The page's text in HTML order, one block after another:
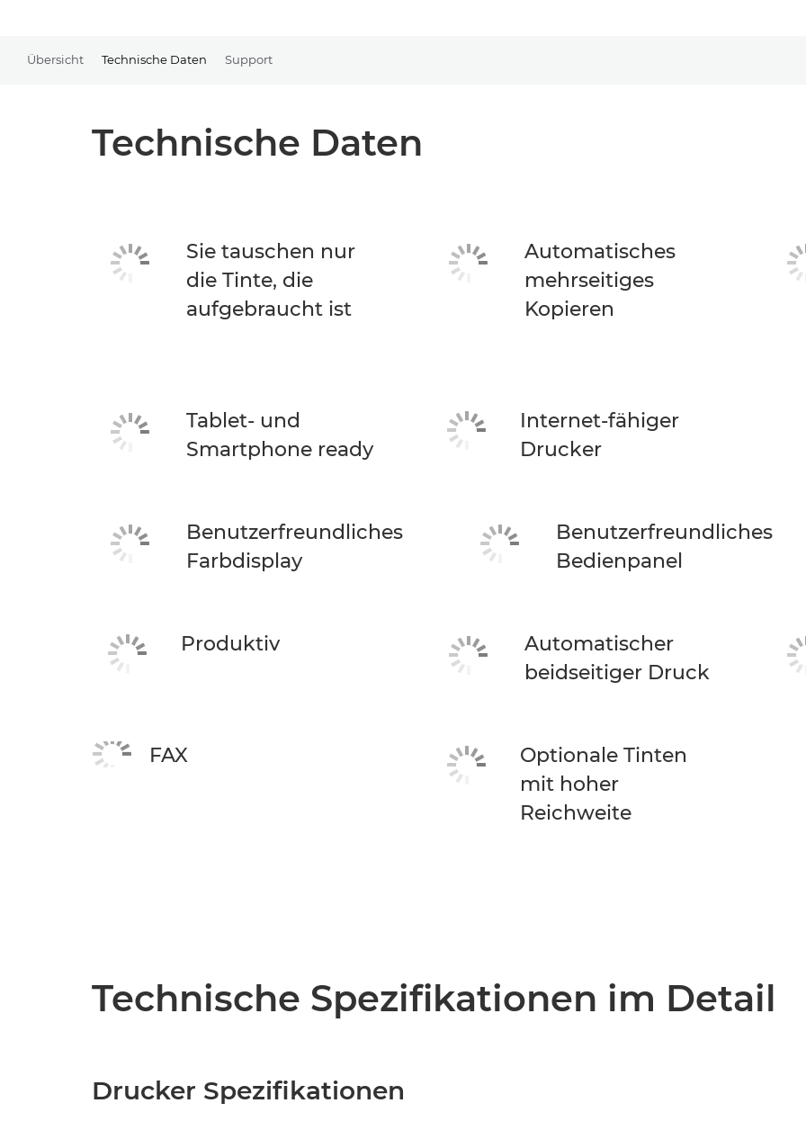
Übersicht Technische Daten Support
Technische Daten
Sie tauschen nur
die Tinte, die
aufgebraucht ist
Automatisches
mehrseitiges
Kopieren
Tablet- und
Smartphone ready
Internet-fähiger
Drucker
Benutzerfreundliches
Farbdisplay
Benutzerfreundliches
Bedienpanel
Produktiv
Automatischer
beidseitiger Druck
FAX
Optionale Tinten
mit hoher
Reichweite
Technische Spezifikationen im Detail
Drucker Spezifikationen